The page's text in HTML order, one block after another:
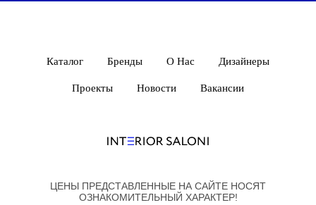
Каталог Бренды О Нас Дизайнеры
Проекты Новости Вакансии
ЦЕНЫ ПРЕДСТАВЛЕННЫЕ НА САЙТЕ НОСЯТ
ОЗНАКОМИТЕЛЬНЫЙ ХАРАКТЕР!